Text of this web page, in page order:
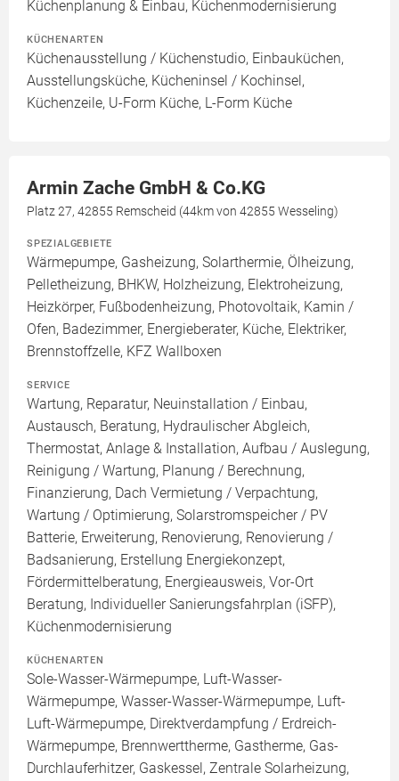
Küchenplanung & Einbau, Küchenmodernisierung
KÜCHENARTEN
Küchenausstellung / Küchenstudio, Einbauküchen,
Ausstellungsküche, Kücheninsel / Kochinsel,
Küchenzeile, U-Form Küche, L-Form Küche
Armin Zache GmbH & Co.KG
Platz 27, 42855 Remscheid (44km von 42855 Wesseling)
SPEZIALGEBIETE
Wärmepumpe, Gasheizung, Solarthermie, Ölheizung,
Pelletheizung, BHKW, Holzheizung, Elektroheizung,
Heizkörper, Fußbodenheizung, Photovoltaik, Kamin /
Ofen, Badezimmer, Energieberater, Küche, Elektriker,
Brennstoffzelle, KFZ Wallboxen
SERVICE
Wartung, Reparatur, Neuinstallation / Einbau,
Austausch, Beratung, Hydraulischer Abgleich,
Thermostat, Anlage & Installation, Aufbau / Auslegung,
Reinigung / Wartung, Planung / Berechnung,
Finanzierung, Dach Vermietung / Verpachtung,
Wartung / Optimierung, Solarstromspeicher / PV
Batterie, Erweiterung, Renovierung, Renovierung /
Badsanierung, Erstellung Energiekonzept,
Fördermittelberatung, Energieausweis, Vor-Ort
Beratung, Individueller Sanierungsfahrplan (iSFP),
Küchenmodernisierung
KÜCHENARTEN
Sole-Wasser-Wärmepumpe, Luft-Wasser-
Wärmepumpe, Wasser-Wasser-Wärmepumpe, Luft-
Luft-Wärmepumpe, Direktverdampfung / Erdreich-
Wärmepumpe, Brennwerttherme, Gastherme, Gas-
Durchlauferhitzer, Gaskessel, Zentrale Solarheizung,